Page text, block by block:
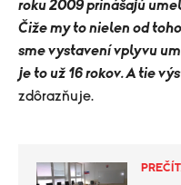
roku 2009 prinášajú
Čiže my to nielen od
sme vystavení vplyvu
je to už 16 rokov. A tie
zdôrazňuje.